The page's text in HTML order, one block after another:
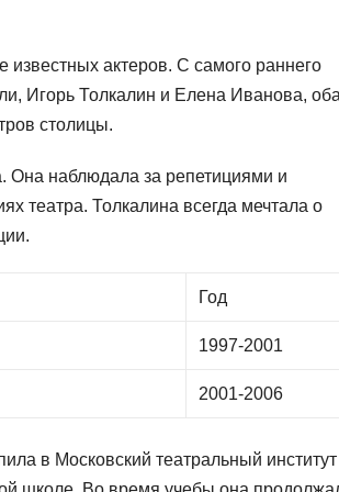
актеров. С самого раннего
Игорь Толкалин и Елена Иванова, оба
столицы.
Она наблюдала за репетициями и
театра. Толкалина всегда мечтала о
Год
1997-2001
2001-2006
в Московский театральный